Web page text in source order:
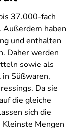
37.000-fach
Außerdem haben
und enthalten
Daher werden
sowie als
Süßwaren,
Da sie
die gleiche
sich die
Kleinste Mengen